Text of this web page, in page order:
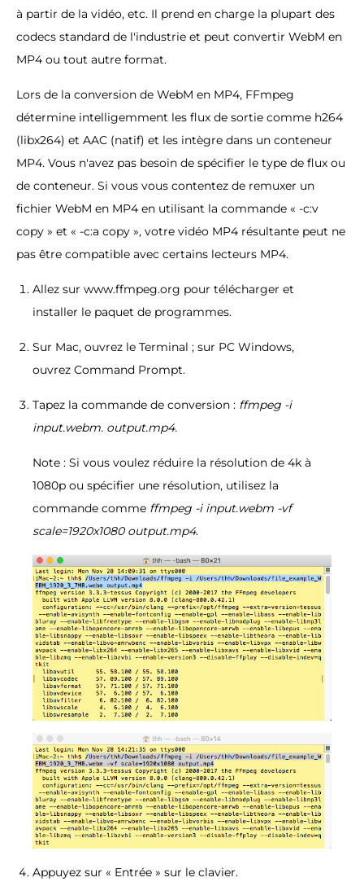
à partir de la vidéo, etc. Il prend en charge la plupart des
codecs standard de l'industrie et peut convertir WebM en
MP4 ou tout autre format.
Lors de la conversion de WebM en MP4, FFmpeg
détermine intelligemment les flux de sortie comme h264
(libx264) et AAC (natif) et les intègre dans un conteneur
MP4. Vous n'avez pas besoin de spécifier le type de flux ou
de conteneur. Si vous vous contentez de remuxer un
fichier WebM en MP4 en utilisant la commande « -c:v
copy » et « -c:a copy », votre vidéo MP4 résultante peut ne
pas être compatible avec certains lecteurs MP4.
Allez sur www.ffmpeg.org pour télécharger et
installer le paquet de programmes.
Sur Mac, ouvrez le Terminal ; sur PC Windows,
ouvrez Command Prompt.
Tapez la commande de conversion : ffmpeg -i
input.webm. output.mp4.
Note : Si vous voulez réduire la résolution de 4k à
1080p ou spécifier une résolution, utilisez la
commande comme ffmpeg -i input.webm -vf
scale=1920x1080 output.mp4.
Appuyez sur « Entrée » sur le clavier.